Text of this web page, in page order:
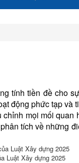
tính tiền đề cho
động phức tạp và
mọi mối
tích về những
Luật Xây dựng 2025